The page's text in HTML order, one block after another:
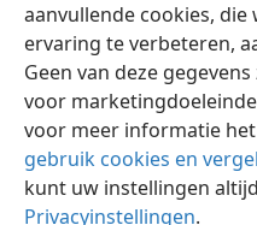
aanvullende cookies,
ervaring te verbeteren,
Geen van deze
voor
voor meer informatie het
gebruik cookies en
kunt uw instellingen
Privacyinstellingen.
Nederlands
Copyright © 2026 Watch Tower
Gebruiksvoorwaarden